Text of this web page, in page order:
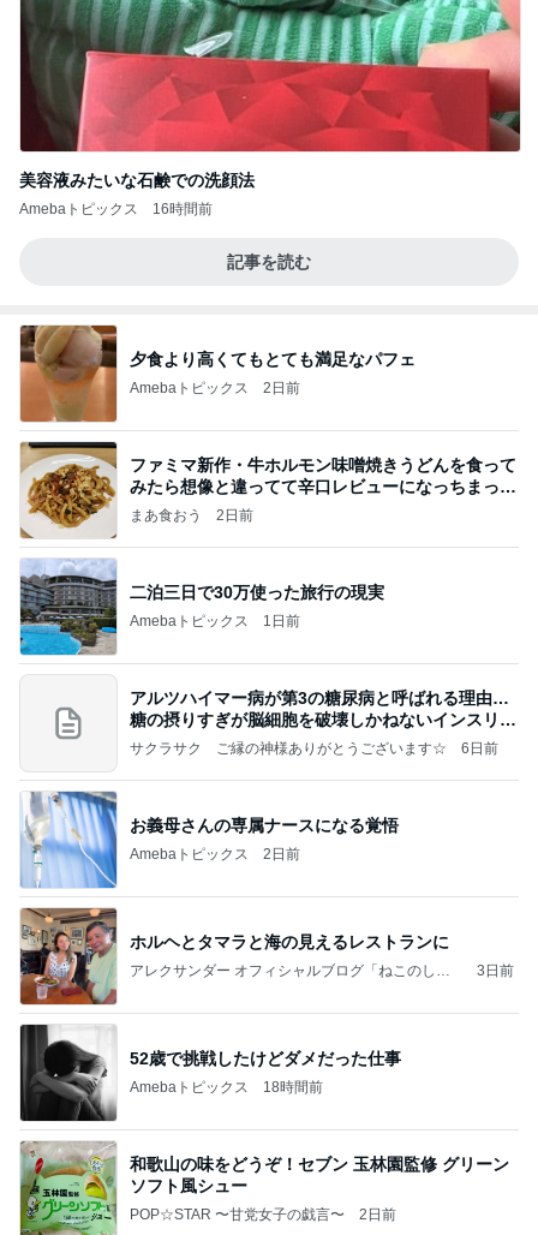
美容液みたいな石鹸での洗顔法
Amebaトピックス 16時間前
記事を読む
夕食より高くてもとても満足なパフェ
Amebaトピックス 2日前
ファミマ新作・牛ホルモン味噌焼きうどんを食って
みたら想像と違ってて辛口レビューになっちまった
話
まあ食おう 2日前
二泊三日で30万使った旅行の現実
Amebaトピックス 1日前
アルツハイマー病が第3の糖尿病と呼ばれる理由…
糖の摂りすぎが脳細胞を破壊しかねないインスリン
の恐
サクラサク ご縁の神様ありがとうございます☆ 6日前
お義母さんの専属ナースになる覚悟
Amebaトピックス 2日前
ホルヘとタマラと海の見えるレストランに
アレクサンダー オフィシャルブログ「ねこのしっ
3日前
52歳で挑戦したけどダメだった仕事
Amebaトピックス 18時間前
和歌山の味をどうぞ！セブン 玉林園監修 グリーン
ソフト風シュー
POP☆STAR 〜甘党女子の戯言〜 2日前